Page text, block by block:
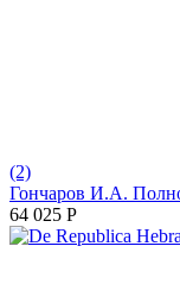
(2)
Гончаров И.А.
64 025 Р